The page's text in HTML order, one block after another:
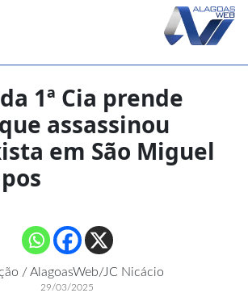
1ª Cia prende
assassinou
em São Miguel
/ AlagoasWeb/JC Nicácio
29/03/2025